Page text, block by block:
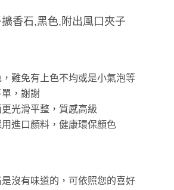
擴香石,黑色,附出風口夾子
難免有上色不均或是小氣泡等
，謝謝
光滑平整，質感高級
進口顏料，健康環保顏色
沒有味道的，可依照您的喜好